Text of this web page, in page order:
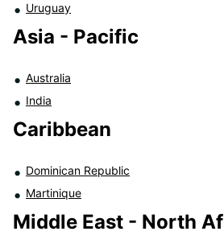
Uruguay
Asia - Pacific
Australia
India
Caribbean
Dominican Republic
Martinique
Middle East - North